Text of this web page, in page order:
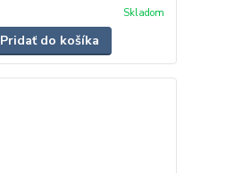
Skladom
Pridať do košíka